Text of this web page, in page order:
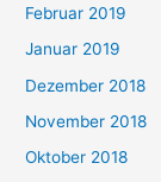
Februar 2019
Januar 2019
Dezember 2018
November 2018
Oktober 2018